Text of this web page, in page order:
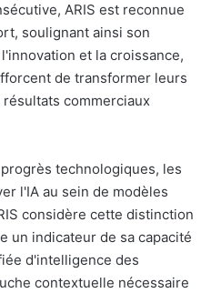
ARIS est reconnue
soulignant ainsi son
et la croissance,
de transformer leurs
commerciaux
technologiques, les
l'IA au sein de modèles
considère cette distinction
un indicateur de sa capacité
d'intelligence des
contextuelle nécessaire